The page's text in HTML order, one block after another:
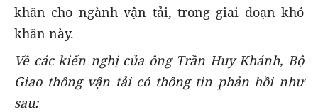
khăn cho ngành vận tải, trong giai đoạn khó
khăn này.
Về các kiến nghị của ông Trần Huy Khánh, Bộ
Giao thông vận tải có thông tin phản hồi như
sau: